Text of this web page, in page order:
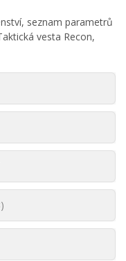
seznam parametrů
vesta Recon,